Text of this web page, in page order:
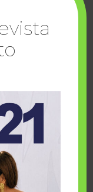
A-Wish